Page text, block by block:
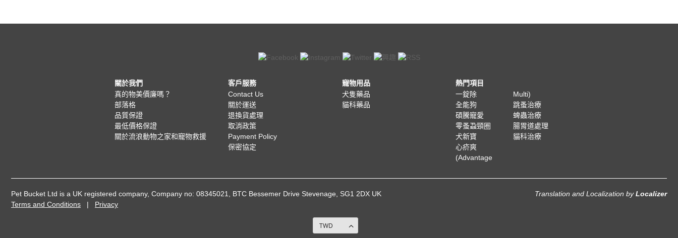
關於我們
真的物美價廉嗎？
部落格
品質保證
最低價格保證
關於流浪動物之家和寵物救援
客戶服務
Contact Us
關於運送
退換貨處理
取消政策
Payment Policy
保密協定
寵物用品
犬隻藥品
貓科藥品
熱門項目
一錠除
全能狗
碩騰寵愛
零蚤蝨頸圈
犬新寶
心疥爽
(Advantage
Multi)
跳蚤治療
蜱蟲治療
腸胃道處理
貓科治療
Pet Bucket Ltd is a UK registered company, Company no: 08345021, BTC Bessemer Drive Stevenage, SG1 2DX UK
Terms and Conditions | Privacy
Translation and Localization byLocalizer
TWD